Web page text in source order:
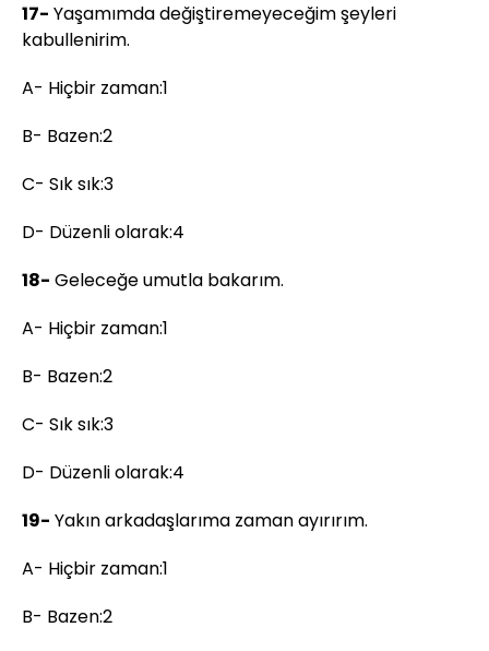
17- Yaşamımda değiştiremeyeceğim şeyleri
kabullenirim.
A- Hiçbir zaman:1
B- Bazen:2
C- Sık sık:3
D- Düzenli olarak:4
18- Geleceğe umutla bakarım.
A- Hiçbir zaman:1
B- Bazen:2
C- Sık sık:3
D- Düzenli olarak:4
19- Yakın arkadaşlarıma zaman ayırırım.
A- Hiçbir zaman:1
B- Bazen:2